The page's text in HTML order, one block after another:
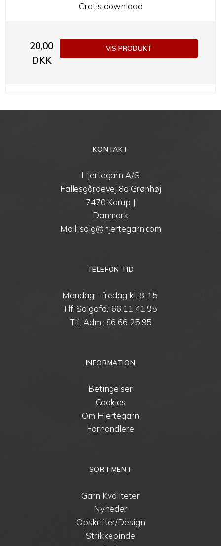
Gratis download
20,00
DKK
VIS PRODUKT
KONTAKT
Hjertegarn A/S
Fallesgårdevej 8a Grønhøj
7470 Karup J
Danmark
Mail: salg@hjertegarn.com
TELEFON TID
Mandag - fredag kl. 8-15
Tlf. Salgafd.: 66 11 41 95
Tlf. Adm.: 86 66 25 95
INFORMATION
Betingelser
Cookies
Om Hjertegarn
Forhandlere
SORTIMENT
Garn Kvaliteter
Nyheder
Opskrifter/Design
Strikkepinde